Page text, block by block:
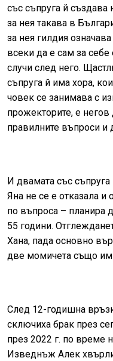
със съпруга й
за нея такава в
за нея гилдия
всеки да е сам за
случи след него.
съпруга й има хора,
човек се занимава с
прожекторите, е
правилните въпроси и
И двамата със
Яна не се е отказала и
по въпроса – планира
55 години.
Хана, пада основно
две момичета също им
След 12-годишна
сключиха брак през
през 2022 г. по време
Изведнъж Алек